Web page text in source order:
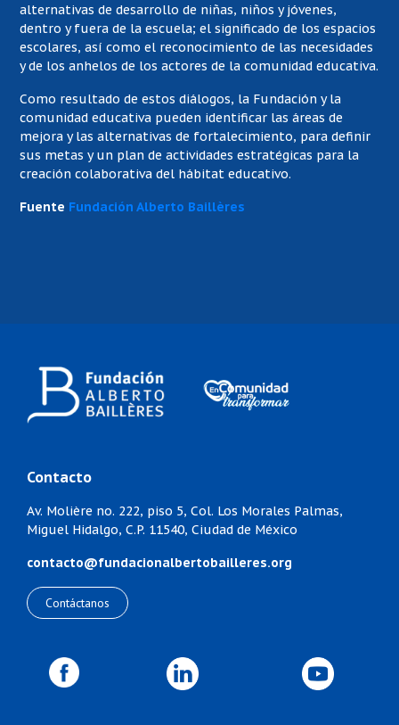
alternativas de desarrollo de niñas, niños y jóvenes,
dentro y fuera de la escuela; el significado de los espacios
escolares, así como el reconocimiento de las necesidades
y de los anhelos de los actores de la comunidad educativa.
Como resultado de estos diálogos, la Fundación y la
comunidad educativa pueden identificar las áreas de
mejora y las alternativas de fortalecimiento, para definir
sus metas y un plan de actividades estratégicas para la
creación colaborativa del hábitat educativo.
Fuente Fundación Alberto Baillères
Contacto
Av. Molière no. 222, piso 5, Col. Los Morales Palmas,
Miguel Hidalgo, C.P. 11540, Ciudad de México
contacto@fundacionalbertobailleres.org
Contáctanos